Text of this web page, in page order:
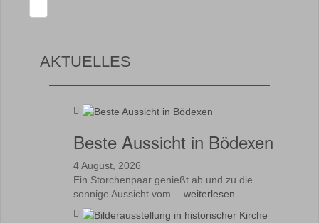
AKTUELLES
Beste Aussicht in Bödexen
4 August, 2026
Ein Storchenpaar genießt ab und zu die
sonnige Aussicht vom …weiterlesen